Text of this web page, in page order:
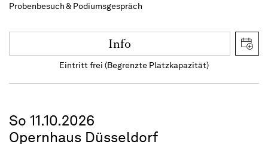
Probenbesuch & Podiumsgespräch
Info
Eintritt frei (Begrenzte Platzkapazität)
So 11.10.2026
Opernhaus Düsseldorf